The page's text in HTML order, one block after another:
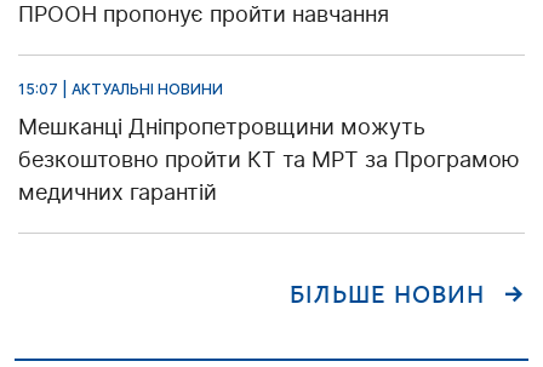
ПРООН пропонує пройти навчання
15:07 | АКТУАЛЬНІ НОВИНИ
Мешканці Дніпропетровщини можуть
безкоштовно пройти КТ та МРТ за Програмою
медичних гарантій
БІЛЬШЕ НОВИН